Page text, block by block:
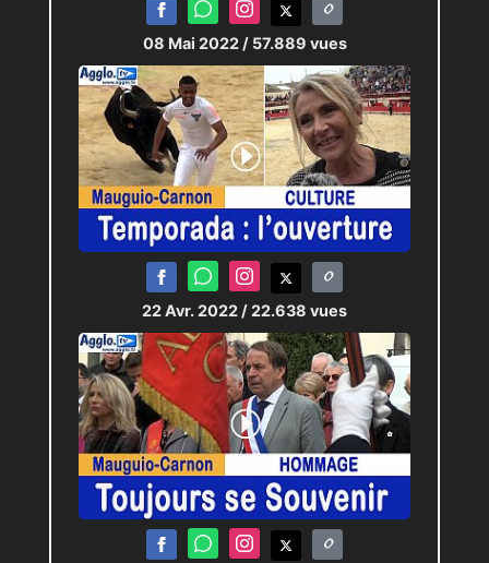
08 Mai 2022 / 57.889 vues
22 Avr. 2022 / 22.638 vues